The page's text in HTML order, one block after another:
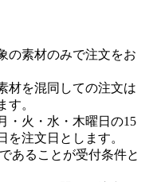
の素材のみで注文をお
材を混同しての注文は
す。
・火・水・木曜日の15
を注文日とします。
あることが受付条件と